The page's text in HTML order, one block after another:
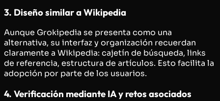
3. Diseño similar a Wikipedia
Aunque Grokipedia se presenta como una
alternativa, su interfaz y organización recuerdan
claramente a Wikipedia: cajetín de búsqueda, links
de referencia, estructura de artículos. Esto facilita la
adopción por parte de los usuarios.
4. Verificación mediante IA y retos asociados